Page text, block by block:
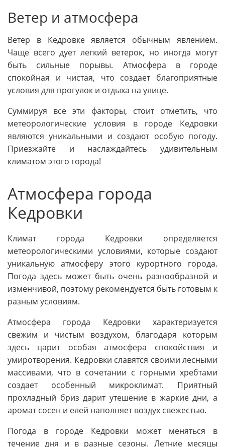
Ветер и атмосфера
Ветер в Кедровке является обычным явлением.
Чаще всего дует легкий ветерок, но иногда могут
быть сильные порывы. Атмосфера в городе
спокойная и чистая, что создает благоприятные
условия для прогулок и отдыха на улице.
Суммируя все эти факторы, стоит отметить, что
метеорологические условия в городе Кедровки
являются уникальными и создают особую погоду.
Приезжайте и наслаждайтесь удивительным
климатом этого города!
Атмосфера города
Кедровки
Климат города Кедровки определяется
метеорологическими условиями, которые создают
уникальную атмосферу этого курортного города.
Погода здесь может быть очень разнообразной и
изменчивой, поэтому рекомендуется быть готовым к
разным условиям.
Атмосфера города Кедровки характеризуется
свежим и чистым воздухом, благодаря которым
здесь царит особая атмосфера спокойствия и
умиротворения. Кедровки славятся своими лесными
массивами, что в сочетании с горными хребтами
создает особенный микроклимат. Приятный
прохладный бриз дарит утешение в жаркие дни, а
аромат сосен и елей наполняет воздух свежестью.
Погода в городе Кедровки может меняться в
течение дня и в разные сезоны. Летние месяцы